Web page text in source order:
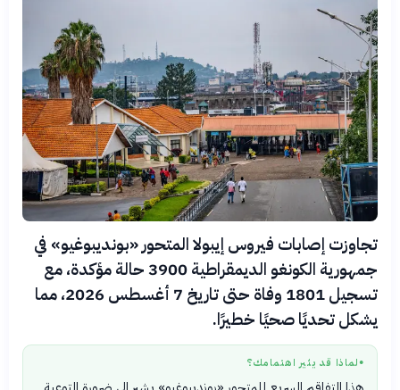
تجاوزت إصابات فيروس إيبولا المتحور «بونديبوغيو» في
جمهورية الكونغو الديمقراطية 3900 حالة مؤكدة، مع
تسجيل 1801 وفاة حتى تاريخ 7 أغسطس 2026، مما
يشكل تحديًا صحيًا خطيرًا.
● لماذا قد يثير اهتمامك؟